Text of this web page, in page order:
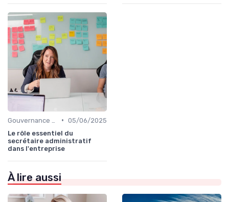
• 05/06/2025
Le rôle essentiel du
secrétaire administratif
dans l'entreprise
À lire aussi